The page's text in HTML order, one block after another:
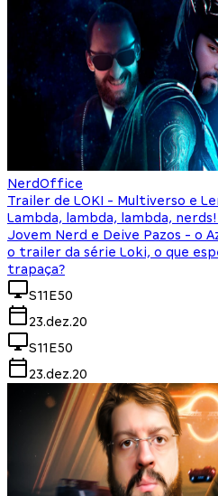
NerdOffice
Trailer de LOKI - Multiverso e
Lambda, lambda, lambda,
Jovem Nerd e Deive Pazos - o
o trailer da série Loki, o que
trapaça?
S11E50
23.dez.20
S11E50
23.dez.20